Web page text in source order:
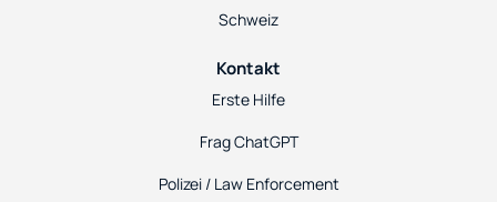
Schweiz
Kontakt
Erste Hilfe
Frag ChatGPT
Polizei / Law Enforcement